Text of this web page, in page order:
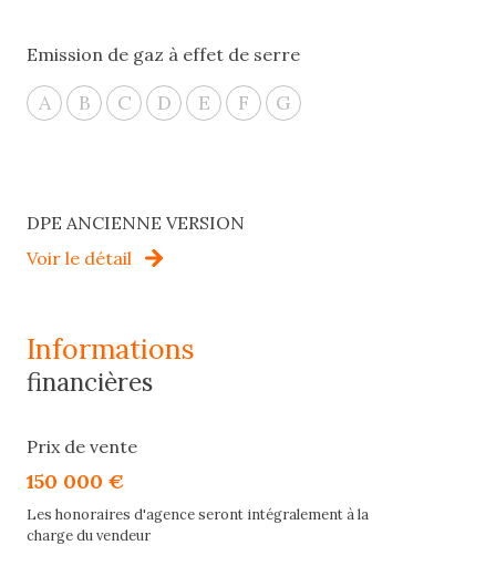
Emission de gaz à effet de serre
A B C D E F G
DPE ANCIENNE VERSION
Voir le détail
informations
financières
Prix de vente
150 000 €
Les honoraires d'agence seront intégralement à la
charge du vendeur